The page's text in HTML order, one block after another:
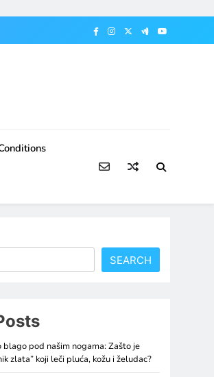
SEARCH
pod našim nogama: Zašto je
zlata” koji leči pluća, kožu i želudac?